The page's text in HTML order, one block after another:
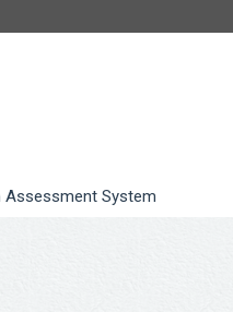
System